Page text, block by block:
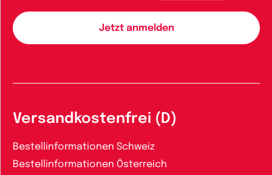
Versandkostenfrei (D)
Bestellinformationen Schweiz
Bestellinformationen Österreich